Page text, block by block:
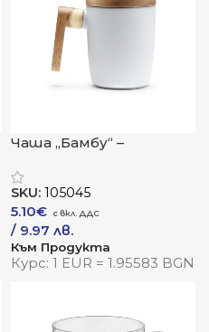
Чаша „Бамбу“ –
с модерен акцент
SKU: 105045
5.10€
/ 9.97 лв.
Към Продукта
Курс: 1 EUR = 1.95583 BGN